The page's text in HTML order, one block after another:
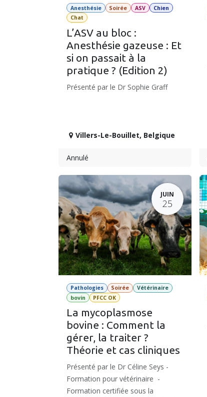
Anesthésie Soirée ASV
Chien
Chat
L’ASV au bloc :
Anesthésie gazeuse : Et
si on passait à la
pratique ? (Edition 2)
Présenté par le Dr Sophie Graff
Villers-Le-Bouillet, Belgique
Annulé
JUIN
25
Pathologies Soirée
Vétérinaire
bovin
PFCC OK
La mycoplasmose
bovine : Comment la
gérer, la traiter ?
Théorie et cas cliniques
Présenté par le Dr Céline Seys -
Formation pour vétérinaire -
Formation certifiée sous la